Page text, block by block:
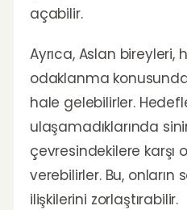
açabilir.
Ayrıca, Aslan bireyleri,
odaklanma
hale gelebilirler.
ulaşamadıklarında
çevresindekilere karşı
verebilirler. Bu, onların
ilişkilerini zorlaştırabilir.